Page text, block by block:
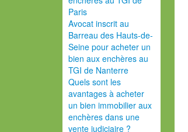
Paris
Avocat inscrit au
Barreau des Hauts-de-
Seine pour acheter un
bien aux enchères au
TGI de Nanterre
Quels sont les
avantages à acheter
un bien immobilier aux
enchères dans une
vente judiciaire ?